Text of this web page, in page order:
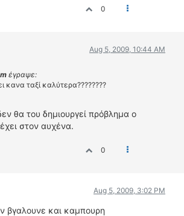
0
Aug 5, 2009, 10:44 AM
έγραψε:
κανα ταξί καλύτερα????????
θα του δημιουργεί πρόβλημα ο
στον αυχένα.
0
Aug 5, 2009, 3:02 PM
βγαλουνε και καμπουρη